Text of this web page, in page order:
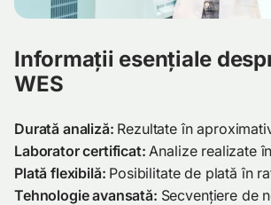
Informații esențiale
WES
Durată analiză: Rezultate în
Laborator certificat: Analize realizate
Plată flexibilă: Posibilitate de plată în
Tehnologie avansată: Secvențiere de